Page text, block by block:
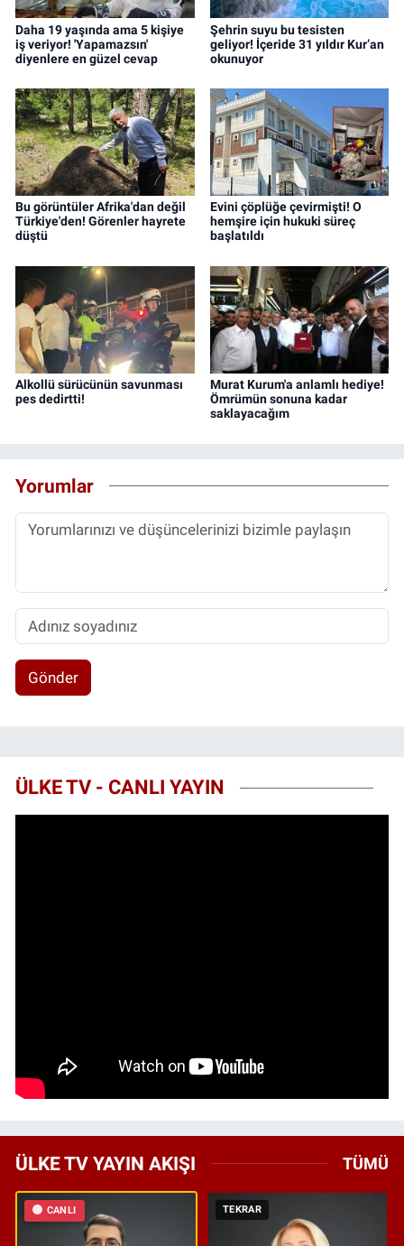
Daha 19 yaşında ama 5 kişiye
iş veriyor! 'Yapamazsın'
diyenlere en güzel cevap
Şehrin suyu bu tesisten
geliyor! İçeride 31 yıldır Kur’an
okunuyor
Bu görüntüler Afrika'dan değil
Türkiye'den! Görenler hayrete
düştü
Evini çöplüğe çevirmişti! O
hemşire için hukuki süreç
başlatıldı
Alkollü sürücünün savunması
pes dedirtti!
Murat Kurum'a anlamlı hediye!
Ömrümün sonuna kadar
saklayacağım
Yorumlar
Gönder
ÜLKE TV - CANLI YAYIN
ÜLKE TV YAYIN AKIŞI TÜMÜ
CANLI TEKRAR